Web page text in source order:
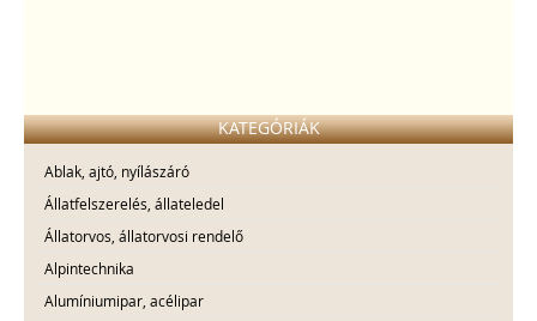
KATEGÓRIÁK
Ablak, ajtó, nyílászáró
Állatfelszerelés, állateledel
Állatorvos, állatorvosi rendelő
Alpintechnika
Alumíniumipar, acélipar